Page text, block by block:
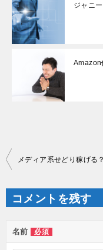
ジャニ
Amazon
投
稿
ナ
ゲ
ー
シ
ン
コメントを残す
名前 必須